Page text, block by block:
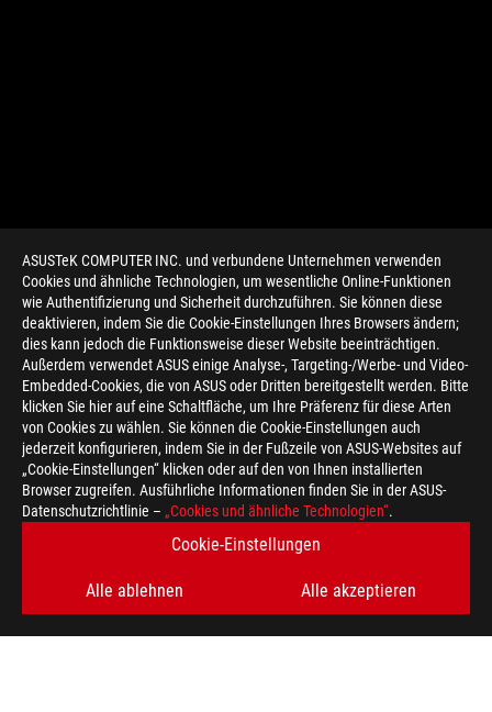
ASUSTeK COMPUTER INC. und verbundene Unternehmen verwenden
Cookies und ähnliche Technologien, um wesentliche Online-Funktionen
wie Authentifizierung und Sicherheit durchzuführen. Sie können diese
deaktivieren, indem Sie die Cookie-Einstellungen Ihres Browsers ändern;
dies kann jedoch die Funktionsweise dieser Website beeinträchtigen.
Außerdem verwendet ASUS einige Analyse-, Targeting-/Werbe- und Video-
Embedded-Cookies, die von ASUS oder Dritten bereitgestellt werden. Bitte
klicken Sie hier auf eine Schaltfläche, um Ihre Präferenz für diese Arten
von Cookies zu wählen. Sie können die Cookie-Einstellungen auch
jederzeit konfigurieren, indem Sie in der Fußzeile von ASUS-Websites auf
„Cookie-Einstellungen“ klicken oder auf den von Ihnen installierten
Browser zugreifen. Ausführliche Informationen finden Sie in der ASUS-
Datenschutzrichtlinie – „Cookies und ähnliche Technologien“.
Cookie-Einstellungen
Alle ablehnen Alle akzeptieren
> GAMING X870
ERHALTEN SIE DIE NEUESTEN ANGEBOTE UND MEHR